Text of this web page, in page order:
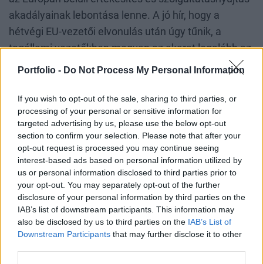
Portfolio - Do Not Process My Personal Information
If you wish to opt-out of the sale, sharing to third parties, or
processing of your personal or sensitive information for
targeted advertising by us, please use the below opt-out
section to confirm your selection. Please note that after your
opt-out request is processed you may continue seeing
interest-based ads based on personal information utilized by
us or personal information disclosed to third parties prior to
your opt-out. You may separately opt-out of the further
disclosure of your personal information by third parties on the
IAB’s list of downstream participants. This information may
also be disclosed by us to third parties on the IAB’s List of
Downstream Participants that may further disclose it to other
akadályainak lebontása lenne. A jó hír, hogy a
hétvégi EU-vezetői elvonulás után úgy tűnik, a
tagállami vezetőkben megvan az akarat legalább az
egységes pénzügyi és tőkepiac létrehozására és
hajlandóak. Várjuk tehát a márciusi uniós csúcs
döntéseit.
A tagállamok azonban még nem kötelezték el
magukat az európai szabályok bevezetésekor
ezeken túlmenő részletszabályok és bürokratikus
korlátok (ennek külön neve is van: gold-plating,
„felülaranyozás”) leépítése mellett, még kevésbé
amellett, hogy a vállalatok terjeszkedését más
tagállamokban a szabályok egységesítésével